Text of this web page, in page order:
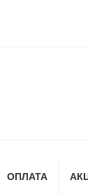
ОПЛАТА